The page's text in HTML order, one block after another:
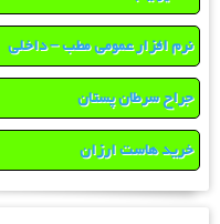
نرم افزار عمومی مطب – داخلی
جراح سرطان پستان
خرید هاست ارزان